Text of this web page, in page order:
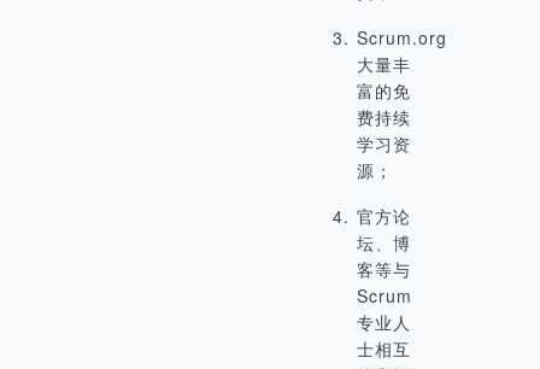
Scrum.org
大量丰
富的免
费持续
学习资
源；
官方论
坛、博
客等与
Scrum
专业人
士相互